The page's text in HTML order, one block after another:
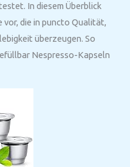
In diesem Überblick
die in puncto Qualität,
überzeugen. So
Nespresso-Kapseln